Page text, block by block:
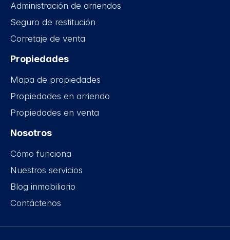
Administración de arriendos
Seguro de restitución
Corretaje de venta
Propiedades
Mapa de propiedades
Propiedades en arriendo
Propiedades en venta
Nosotros
Cómo funciona
Nuestros servicios
Blog inmobiliario
Contáctenos